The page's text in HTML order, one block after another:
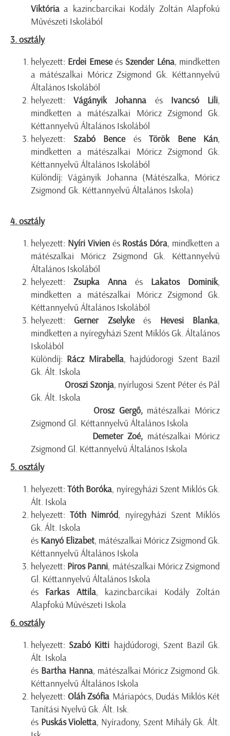
Viktória a kazincbarcikai Kodály Zoltán Alapfokú
Művészeti Iskolából
3. osztály
helyezett: Erdei Emeseés Szender Léna, mindketten
a mátészalkai Móricz Zsigmond Gk. Kéttannyelvű
Általános Iskolából
helyezett:Vágányik Johanna és Ivancsó Lili,
mindketten a mátészalkai Móricz Zsigmond Gk.
Kéttannyelvű Általános Iskolából
helyezett: Szabó Benceés Török Bene Kán,
mindketten a mátészalkai Móricz Zsigmond Gk.
Kéttannyelvű Általános Iskolából
Különdíj: Vágányik Johanna (Mátészalka, Móricz
Zsigmond Gk. Kéttannyelvű Általános Iskola)
4. osztály
helyezett: Nyíri Vivienés Rostás Dóra, mindketten a
mátészalkai Móricz Zsigmond Gk. Kéttannyelvű
Általános Iskolából
helyezett: Zsupka Anna és Lakatos Dominik,
mindketten a mátészalkai Móricz Zsigmond Gk.
Kéttannyelvű Általános Iskolából
helyezett: Gerner Zselykeés Hevesi Blanka,
mindketten a nyíregyházi Szent Miklós Gk. Általános
Iskolából
Különdíj: Rácz Mirabella, hajdúdorogi Szent Bazil
Gk. Ált. Iskola
Oroszi Szonja, nyírlugosi Szent Péter és Pál
Gk. Ált. Iskola
Orosz Gergő, mátészalkai Móricz
Zsigmond Gl. Kéttannyelvű Általános Iskola
Demeter Zoé, mátészalkai Móricz
Zsigmond Gl. Kéttannyelvű Általános Iskola
5. osztály
helyezett:Tóth Boróka, nyíregyházi Szent Miklós Gk.
Ált. Iskola
helyezett:Tóth Nimród, nyíregyházi Szent Miklós
Gk. Ált. Iskola
és Kanyó Elizabet, mátészalkai Móricz Zsigmond Gk.
Kéttannyelvű Általános Iskola
helyezett: Piros Panni, mátészalkai Móricz Zsigmond
Gl. Kéttannyelvű Általános Iskola
és Farkas Attila, kazincbarcikai Kodály Zoltán
Alapfokú Művészeti Iskola
6. osztály
helyezett: Szabó Kitti hajdúdorogi, Szent Bazil Gk.
Ált. Iskola
és Bartha Hanna, mátészalkai Móricz Zsigmond Gk.
Kéttannyelvű Általános Iskola
helyezett: Oláh Zsófia Máriapócs, Dudás Miklós Két
Tanítási Nyelvű Gk. Ált. Isk.
és Puskás Violetta, Nyíradony, Szent Mihály Gk. Ált.